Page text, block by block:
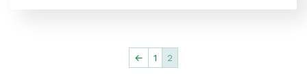
← 1 2